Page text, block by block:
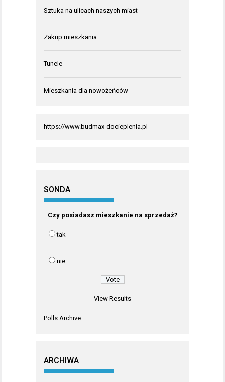
Sztuka na ulicach naszych miast
Zakup mieszkania
Tunele
Mieszkania dla nowożeńców
https://www.budmax-docieplenia.pl
SONDA
Czy posiadasz mieszkanie na sprzedaż?
tak
nie
View Results
Polls Archive
ARCHIWA